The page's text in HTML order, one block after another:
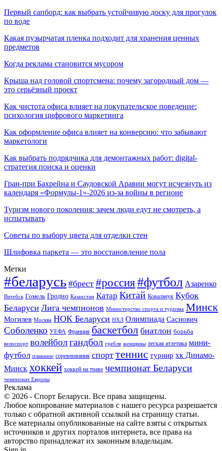
Первый сапборд: как выбрать устойчивую доску для прогулок
по воде
Какая пузырчатая пленка подходит для хранения ценных
предметов
Когда реклама становится мусором
Крыша над головой спортсмена: почему загородный дом —
это серьёзный проект
Как чистота офиса влияет на покупательское поведение:
психология цифрового маркетинга
Как оформление офиса влияет на конверсию: что забывают
маркетологи
Как выбрать подрядчика для демонтажных работ: digital-
стратегия поиска и оценки
Гран-при Бахрейна и Саудовской Аравии могут исчезнуть из
календаря «Формулы-1»-2026 из-за войны в регионе
Туризм нового поколения: зачем люди едут не смотреть, а
испытывать
Советы по выбору цвета для отделки стен
Шлифовка паркета — это восстановление пола
Метки
#беларусь #брест #россия#футбол Азаренко
Витебск Гомель Гродно Казахстан Катар Китай Ковальчук Кубок
Беларуси Лига чемпионов Министерство спорта и туризма Минск
Могилев Москва НОК Беларуси НХЛ Олимпиада Саснович
Соболенко УЕФА Франция баскетбол биатлон борьба
велоспорт волейболгандбол гребля женщины легкая атлетика мини-
футбол плавание соревнования спорт теннис турнир хк Динамо-
Минск хоккей хоккей на траве чемпионат Беларуси
чемпионат Европы
Реклама
© 2026 - Спорт Беларуси. Все права защищены.
Любое копирование материалов с нашего ресурса разрешается
только с обратной активной ссылкой на страницу статьи.
Все материалы опубликованные на сайте взяты с открытых
источников и других порталов интернета, все права на
авторство принадлежат их законным владельцам.